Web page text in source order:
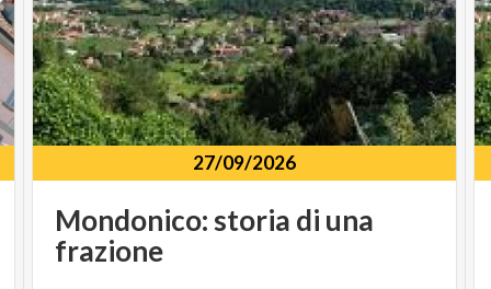
27/09/2026
Mondonico: storia di una
frazione